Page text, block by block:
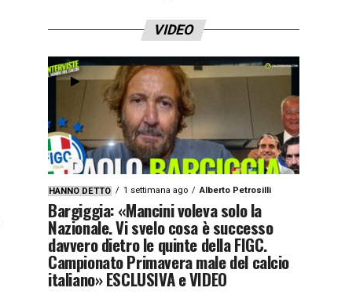
VIDEO
HANNO DETTO 1 settimana ago Alberto Petrosilli
Bargiggia: «Mancini voleva solo la
Nazionale. Vi svelo cosa è successo
davvero dietro le quinte della FIGC.
Campionato Primavera male del calcio
italiano» ESCLUSIVA e VIDEO